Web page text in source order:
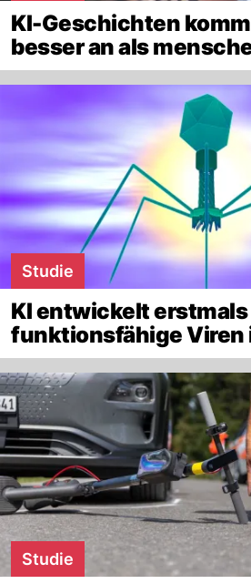
KI-Geschichten
besser an als
Studie
KI entwickelt erstmals
funktionsfähige Viren
Studie